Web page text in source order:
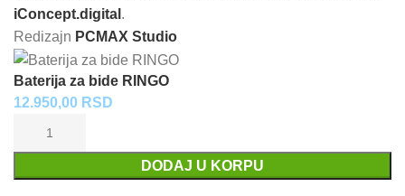
iConcept.digital .
Redizajn PCMAX Studio
Baterija za bide RINGO
12.950,00 RSD
DODAJ U KORPU